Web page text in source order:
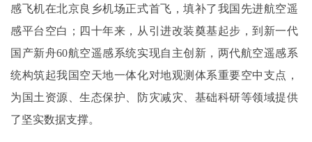
感飞机在北京良乡机场正式首飞，填补了我国先进航空遥
感平台空白；四十年来，从引进改装奠基起步，到新一代
国产新舟60航空遥感系统实现自主创新，两代航空遥感系
统构筑起我国空天地一体化对地观测体系重要空中支点，
为国土资源、生态保护、防灾减灾、基础科研等领域提供
了坚实数据支撑。